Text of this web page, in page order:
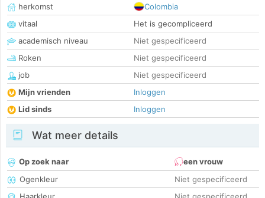
herkomst
Colombia
vitaal
Het is gecompliceerd
academisch niveau
Niet gespecificeerd
Roken
Niet gespecificeerd
job
Niet gespecificeerd
Mijn vrienden
Inloggen
Lid sinds
Inloggen
Wat meer details
Op zoek naar
een vrouw
Ogenkleur
Niet gespecificeerd